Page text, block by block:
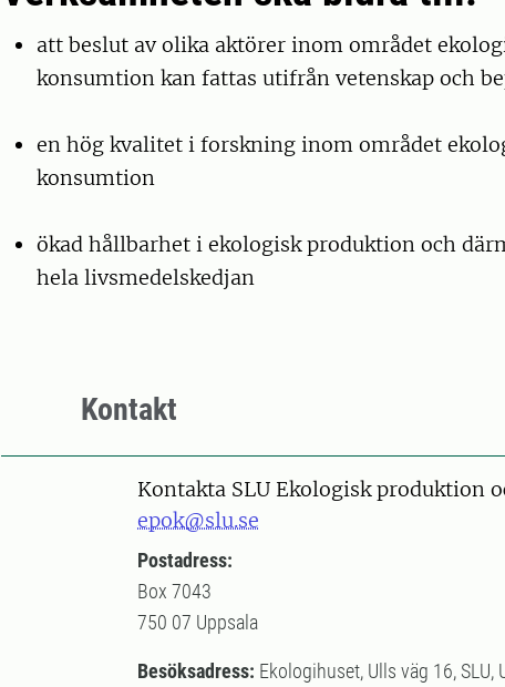
att beslut av olika aktörer inom området
konsumtion kan fattas utifrån vetenskap och
en hög kvalitet i forskning inom området
konsumtion
ökad hållbarhet i ekologisk produktion och
hela livsmedelskedjan
Kontakt
Kontakta SLU Ekologisk produktion
epok@slu.se
Postadress:
Box 7043
750 07 Uppsala
Besöksadress: Ekologihuset, Ulls väg 16, SLU,